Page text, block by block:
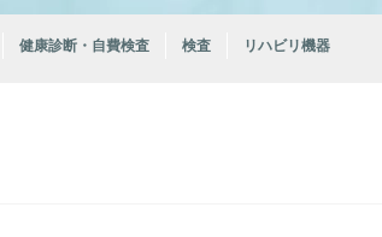
健康診断・自費検査 検査 リハビリ機器